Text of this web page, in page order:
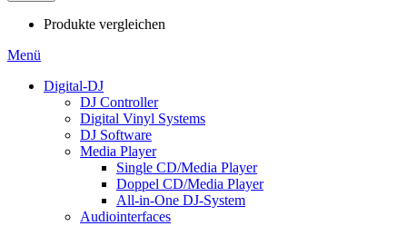
Produkte vergleichen
Menü
Digital-DJ
DJ Controller
Digital Vinyl Systems
DJ Software
Media Player
Single CD/Media Player
Doppel CD/Media Player
All-in-One DJ-System
Audiointerfaces